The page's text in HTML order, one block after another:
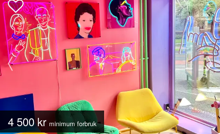
4 500 kr minimum forbruk